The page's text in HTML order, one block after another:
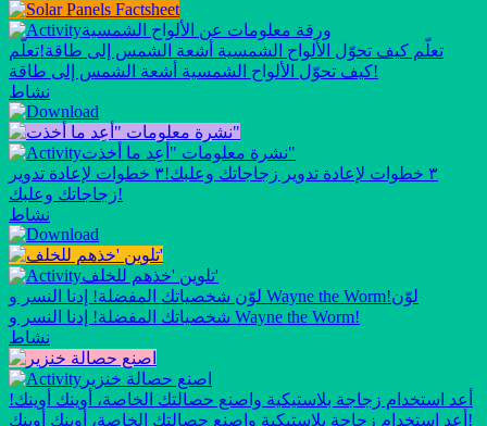
ورقة معلومات عن الألواح الشمسية
تعلّم كيف تحوّل الألواح الشمسية أشعة الشمس إلى طاقة!تعلّم
كيف تحوّل الألواح الشمسية أشعة الشمس إلى طاقة!
نشاط
نشرة معلومات "أعِد ما أخذت"
٣ خطوات لإعادة تدوير زجاجاتك وعلبك!
٣ خطوات لإعادة تدوير
زجاجاتك وعلبك!
نشاط
تلوين 'خذهم للخلف'
لوّن شخصياتك المفضلة! إدنا النسر و Wayne the Worm!لوّن
شخصياتك المفضلة! إدنا النسر و Wayne the Worm!
نشاط
اصنع حصالة خنزير
أعد استخدام زجاجة بلاستيكية واصنع حصالتك الخاصة، أوينك أوينك!
أعد استخدام زجاجة بلاستيكية واصنع حصالتك الخاصة، أوينك أوينك!